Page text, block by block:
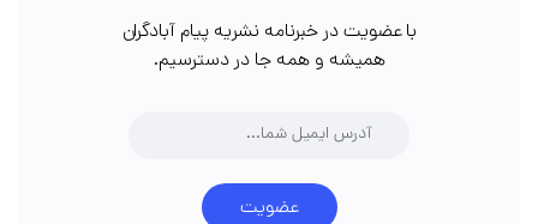
با عضویت در خبرنامه نشریه پیام آبادگران
همیشه و همه جا در دسترسیم.
عضویت